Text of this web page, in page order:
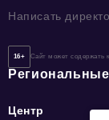
Написать
16+ Сайт может содержать
Центр